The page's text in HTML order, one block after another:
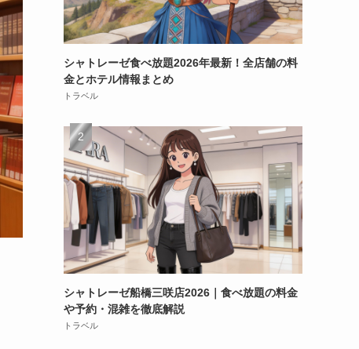
シャトレーゼ食べ放題2026年最新！全店舗の料
金とホテル情報まとめ
トラベル
シャトレーゼ船橋三咲店2026｜食べ放題の料金
や予約・混雑を徹底解説
トラベル